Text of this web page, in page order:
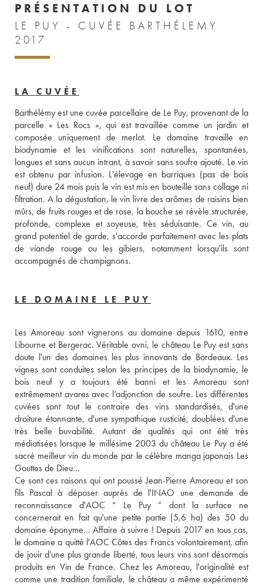
PRÉSENTATION DU LOT
LE PUY - CUVÉE BARTHÉLEMY
2017
LA CUVÉE
Barthélémy est une cuvée parcellaire de Le Puy, provenant de la
parcelle « Les Rocs », qui est travaillée comme un jardin et
composée uniquement de merlot. Le domaine travaille en
biodynamie et les vinifications sont naturelles, spontanées,
longues et sans aucun intrant, à savoir sans soufre ajouté. Le vin
est obtenu par infusion. L'élevage en barriques (pas de bois
neuf) dure 24 mois puis le vin est mis en bouteille sans collage ni
filtration. A la dégustation, le vin livre des arômes de raisins bien
mûrs, de fruits rouges et de rose, la bouche se révèle structurée,
profonde, complexe et soyeuse, très séduisante. Ce vin, au
grand potentiel de garde, s'accorde parfaitement avec les plats
de viande rouge ou les gibiers, notamment lorsqu'ils sont
accompagnés de champignons.
LE DOMAINE LE PUY
Les Amoreau sont vignerons au domaine depuis 1610, entre
Libourne et Bergerac. Véritable ovni, le château Le Puy est sans
doute l'un des domaines les plus innovants de Bordeaux. Les
vignes sont conduites selon les principes de la biodynamie, le
bois neuf y a toujours été banni et les Amoreau sont
extrêmement avares avec l’adjonction de soufre. Les différentes
cuvées sont tout le contraire des vins standardisés, d'une
droiture étonnante, d'une sympathique rusticité, doublées d'une
très belle buvabilité. Autant de qualités qui ont été très
médiatisées lorsque le millésime 2003 du château Le Puy a été
sacré meilleur vin du monde par le célèbre manga japonais Les
Gouttes de Dieu…
Ce sont ces raisons qui ont poussé Jean-Pierre Amoreau et son
fils Pascal à déposer auprès de l'INAO une demande de
reconnaissance d'AOC “ Le Puy ” dont la surface ne
concernerait en fait qu'une petite partie (5,6 ha) des 50 du
domaine éponyme… Affaire à suivre ! Depuis 2017 en tous cas,
le domaine a quitté l'AOC Côtes des Francs volontairement, afin
de jouir d'une plus grande liberté, tous leurs vins sont désormais
produits en Vin de France. Chez les Amoreau, l'originalité est
comme une tradition familiale, le château a même expérimenté